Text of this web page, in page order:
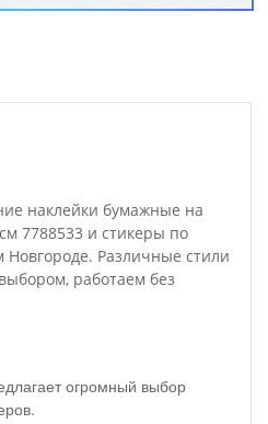
наклейки бумажные на
7788533 и стикеры по
Различные стили
работаем без
огромный выбор